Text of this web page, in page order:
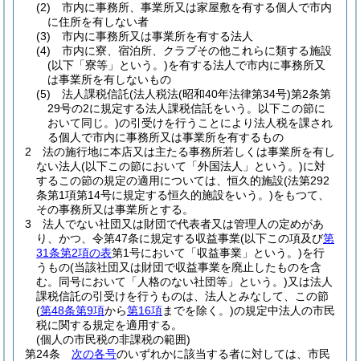
(2)
市内に事務所、事業所又は家屋敷を有する個人で市内
に住所を有しない者
(3)
市内に事務所又は事業所を有する法人
(4)
市内に寮、宿泊所、クラブその他これらに類する施設
(以下「寮等」という。)を有する法人で市内に事務所又
は事業所を有しないもの
(5)
法人課税信託(法人税法(昭和40年法律第34号)第2条第
29号の2に規定する法人課税信託をいう。以下この節に
おいて同じ。)の引受けを行うことにより法人税を課され
る個人で市内に事務所又は事業所を有するもの
2
法の施行地に本店又は主たる事務所若しくは事業所を有し
ない法人(以下この節において「外国法人」という。)に対
するこの節の規定の適用については、恒久的施設(法第292
条第1項第14号に規定する恒久的施設をいう。)をもつて、
その事務所又は事業所とする。
3
法人でない社団又は財団で代表者又は管理人の定めがあ
り、かつ、令第47条に規定する収益事業(以下この項及び第
31条第2項の表第1号において「収益事業」という。)を行
うもの(当該社団又は財団で収益事業を廃止したものを含
む。同号において「人格のない社団等」という。)又は法人
課税信託の引受けを行うものは、法人とみなして、この節
(第48条第9項から第16項までを除く。)の規定中法人の市民
税に関する規定を適用する。
(個人の市民税の非課税の範囲)
第24条
次の各号のいずれかに該当する者に対しては、市民